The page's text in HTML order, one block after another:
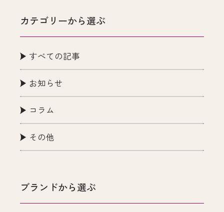
カテゴリーから選ぶ
すべての記事
お知らせ
コラム
その他
ブランドから選ぶ